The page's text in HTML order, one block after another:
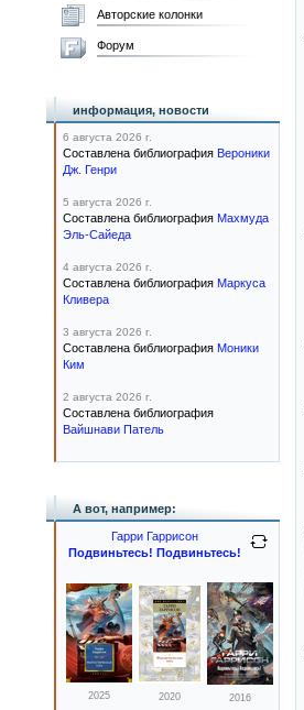
Авторские колонки
Форум
информация, новости
6 августа 2026 г.
Составлена библиография Вероники
Дж. Генри
5 августа 2026 г.
Составлена библиография Махмуда
Эль-Сайеда
4 августа 2026 г.
Составлена библиография Маркуса
Кливера
3 августа 2026 г.
Составлена библиография Моники
Ким
2 августа 2026 г.
Составлена библиография
Вайшнави Патель
А вот, например:
Гарри Гаррисон
Подвиньтесь! Подвиньтесь!
2025 2020 2016